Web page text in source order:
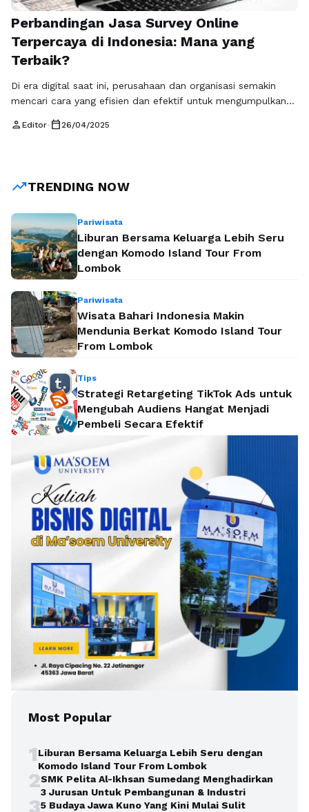
Perbandingan Jasa Survey Online
Terpercaya di Indonesia: Mana yang
Terbaik?
Di era digital saat ini, perusahaan dan organisasi semakin
mencari cara yang efisien dan efektif untuk mengumpulkan
menggunakan jasa survey online terpercaya. Jasa survey
yang tersedia, …Baca Selengkapnya
person Editor• calendar_today 26/04/2025
trending_upTRENDING NOW
Pariwisata
Liburan Bersama Keluarga Lebih Seru
dengan Komodo Island Tour From
Lombok
Pariwisata
Wisata Bahari Indonesia Makin
Mendunia Berkat Komodo Island Tour
From Lombok
Tips
Strategi Retargeting TikTok Ads untuk
Mengubah Audiens Hangat Menjadi
Pembeli Secara Efektif
Most Popular
1Liburan Bersama Keluarga Lebih Seru dengan
Komodo Island Tour From Lombok
2SMK Pelita Al-Ikhsan Sumedang Menghadirkan
3 Jurusan Untuk Pembangunan & Industri
35 Budaya Jawa Kuno Yang Kini Mulai Sulit